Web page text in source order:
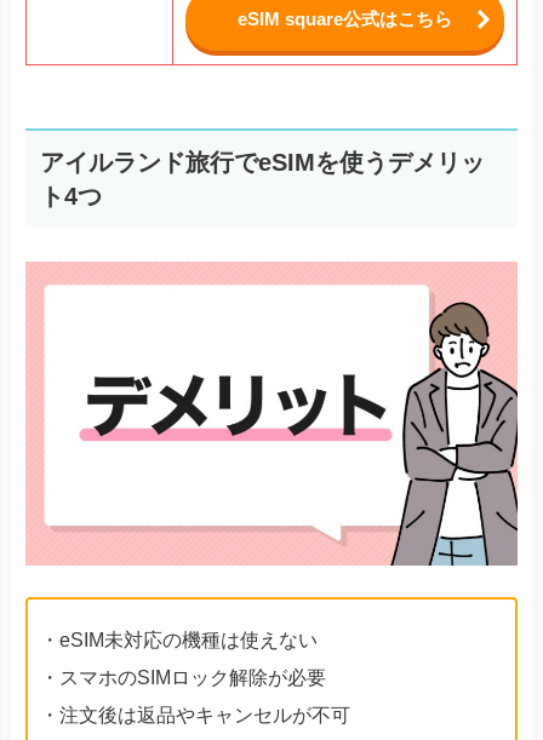
eSIM square公式はこちら
アイルランド旅行でeSIMを使うデメリッ
ト4つ
・eSIM未対応の機種は使えない
・スマホのSIMロック解除が必要
・注文後は返品やキャンセルが不可